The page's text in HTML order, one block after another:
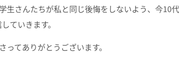
生さんたちが私と同じ後悔をしないよう、今
ていきます。
ってありがとうございます。